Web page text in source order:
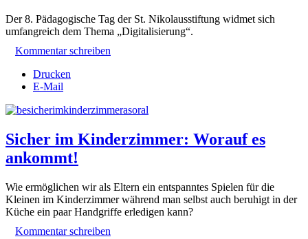
Der 8. Pädagogische Tag der St. Nikolausstiftung widmet sich
umfangreich dem Thema „Digitalisierung“.
Kommentar schreiben
Drucken
E-Mail
Sicher im Kinderzimmer: Worauf es
ankommt!
Wie ermöglichen wir als Eltern ein entspanntes Spielen für die
Kleinen im Kinderzimmer während man selbst auch beruhigt in der
Küche ein paar Handgriffe erledigen kann?
Kommentar schreiben